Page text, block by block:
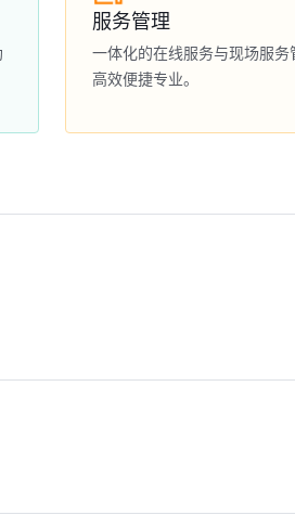
服务管理
一体化的在线服务与现场服务
高效便捷专业。